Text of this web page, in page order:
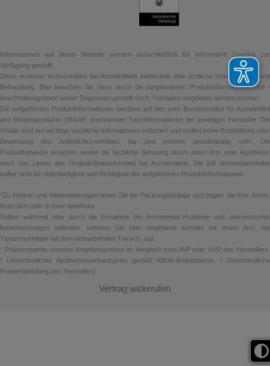
Informationen auf dieser Website werden ausschließlich für informative Zwecke zur
Verfügung gestellt.
Diese ersetzen insbesondere bei Arzneimitteln keinesfalls eine ärztliche Untersuchung und
Behandlung. Bitte beachten Sie, dass durch die dargebotenen Produktinformationen und -
beschreibungstexte weder Diagnosen gestellt noch Therapien eingeleitet werden können.
Die aufgeführten Produktinformationen beruhen auf den vom Bundesinstitut für Arzneimittel
und Medizinprodukte (BfArM) anerkannten Fachinformationen der jeweiligen Hersteller. Die
Inhalte sind auf wichtige sachliche Informationen reduziert und stellen keine Empfehlung oder
Bewerbung des Artikels/Arzneimittels dar und können unvollständig sein. Die
Produkthinweise ersetzen weder die fachliche Beratung durch einen Arzt oder Apotheker
noch das Lesen des Original-Beipackzettels bei Arzneimitteln. Die ipill Versandapotheke
haftet nicht für Vollständigkeit und Richtigkeit der aufgeführten Produktinformationen.
*Zu Risiken und Nebenwirkungen lesen Sie die Packungsbeilage und fragen Sie Ihre Ärztin,
Ihren Arzt oder in Ihrer Apotheke.
Sollten während oder durch die Einnahme der Arzneimittel Probleme und unerwünschte
Nebenwirkungen auftreten, nehmen Sie bitte umgehend Kontakt mit Ihrem Arzt, bei
Tierarzneimitteln mit dem behandelnden Tierarzt, auf.
¹ Preisersparnis unseres Angebotspreises im Vergleich zum AVP oder UVP des Herstellers.
² Unverbindlicher Apothekenverkaufspreis gemäß ABDA-Artikelstamm. ³ Unverbindliche
Preisempfehlung des Herstellers.
Vertrag widerrufen